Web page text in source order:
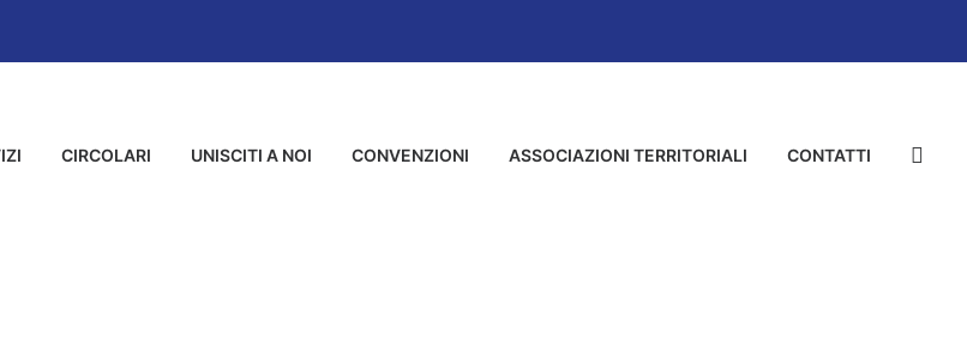
CIRCOLARI UNISCITI A NOI CONVENZIONI ASSOCIAZIONI TERRITORIALI CONTATTI